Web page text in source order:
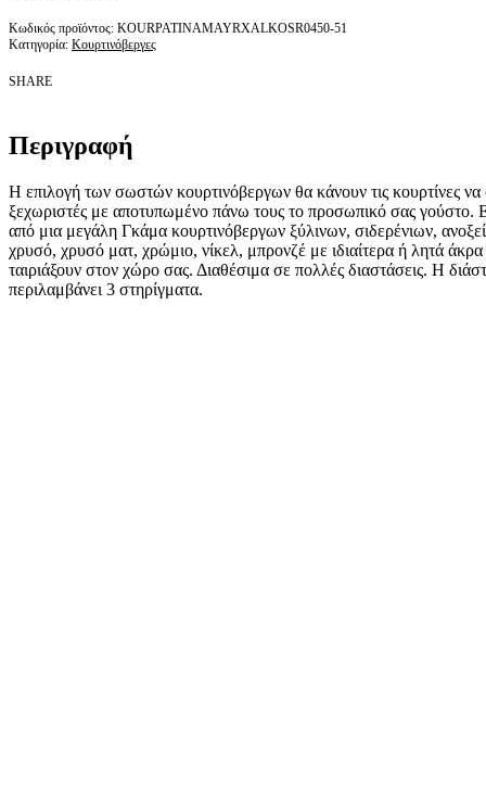
51
ποσότητα
KOURPATINAMAYRXALKOSR0450-51
Κατηγορία: Κουρτινόβεργες
SHARE
Περιγραφή
Η επιλογή των σωστών κουρτινόβεργων θα κάνουν τις κουρτίνες να
ξεχωριστές με αποτυπωμένο πάνω τους το προσωπικό σας γούστο.
από μια μεγάλη Γκάμα κουρτινόβεργων ξύλινων, σιδερένιων,
χρυσό, χρυσό ματ, χρώμιο, νίκελ, μπρονζέ με ιδιαίτερα ή λητά άκρα
ταιριάξουν στον χώρο σας. Διαθέσιμα σε πολλές διαστάσεις. Η
περιλαμβάνει 3 στηρίγματα.